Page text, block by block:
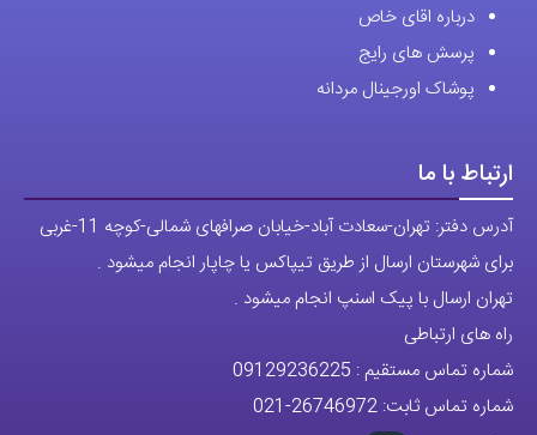
درباره اقای خاص
پرسش های رایج
پوشاک اورجینال مردانه
ارتباط با ما
آدرس دفتر: تهران-سعادت آباد-خیابان صرافهای شمالی-کوچه 11-غربی
برای شهرستان ارسال از طریق تیپاکس یا چاپار انجام میشود .
تهران ارسال با پیک اسنپ انجام میشود .
راه های ارتباطی
شماره تماس مستقیم : 09129236225
شماره تماس ثابت: 26746972
-021